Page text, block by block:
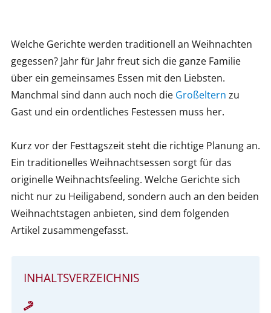
Welche Gerichte werden traditionell an Weihnachten
gegessen? Jahr für Jahr freut sich die ganze Familie
über ein gemeinsames Essen mit den Liebsten.
Manchmal sind dann auch noch die Großeltern zu
Gast und ein ordentliches Festessen muss her.
Kurz vor der Festtagszeit steht die richtige Planung an.
Ein traditionelles Weihnachtsessen sorgt für das
originelle Weihnachtsfeeling. Welche Gerichte sich
nicht nur zu Heiligabend, sondern auch an den beiden
Weihnachtstagen anbieten, sind dem folgenden
Artikel zusammengefasst.
INHALTSVERZEICHNIS